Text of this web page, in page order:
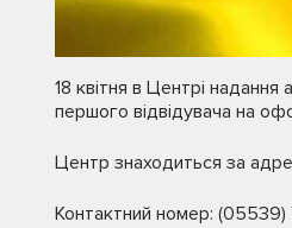
18 квітня в Центрі надання
першого відвідувача на
Центр знаходиться за
Контактний номер: (05539)